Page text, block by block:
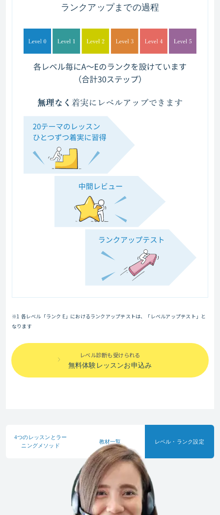
ランクアップまでの過程
※1 各レベル「ランク E」におけるランクアップテストは、「レベルアップテスト」と
なります
レベル診断も受けられる
無料体験レッスンお申込み
4つのレッスンと ラー
ニングメソッド
教材一覧 レベル・ランク設定